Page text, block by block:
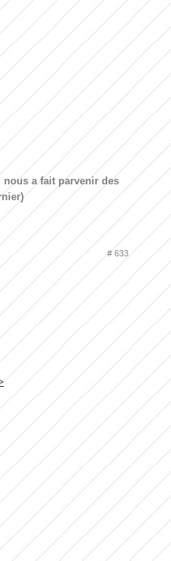
nous a fait parvenir des
# 633